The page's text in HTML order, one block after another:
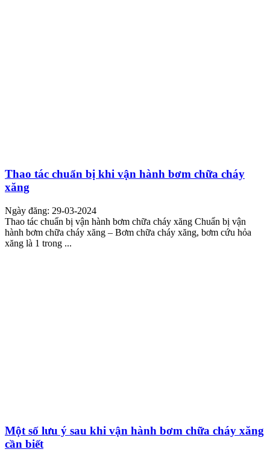
Thao tác chuẩn bị khi vận hành bơm chữa cháy
xăng
Ngày đăng: 29-03-2024
Thao tác chuẩn bị vận hành bơm chữa cháy xăng Chuẩn bị vận
hành bơm chữa cháy xăng – Bơm chữa cháy xăng, bơm cứu hỏa
xăng là 1 trong ...
Một số lưu ý sau khi vận hành bơm chữa cháy xăng
cần biết